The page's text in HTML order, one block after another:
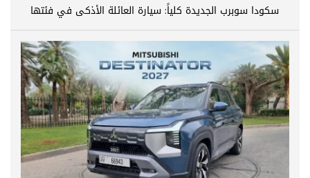
سكودا سوبرب الجديدة كلياً: سيارة العائلة الأذكى في فئتها